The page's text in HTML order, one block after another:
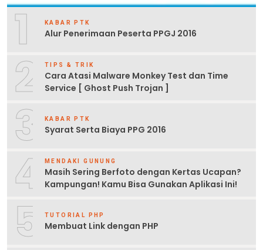
1 KABAR PTK
Alur Penerimaan Peserta PPGJ 2016
2 TIPS & TRIK
Cara Atasi Malware Monkey Test dan Time
Service [ Ghost Push Trojan ]
3 KABAR PTK
Syarat Serta Biaya PPG 2016
4 MENDAKI GUNUNG
Masih Sering Berfoto dengan Kertas Ucapan?
Kampungan! Kamu Bisa Gunakan Aplikasi Ini!
5 TUTORIAL PHP
Membuat Link dengan PHP